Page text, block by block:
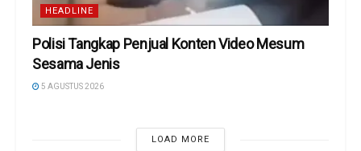
HEADLINE
Polisi Tangkap Penjual Konten Video Mesum
Sesama Jenis
5 AGUSTUS 2026
LOAD MORE